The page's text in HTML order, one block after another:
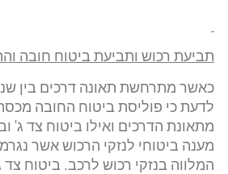
תביעת רכוש ותביעת ביטוח חובה
כאשר מתרחשת תאונה דרכים בין
לדעת כי פוליסת ביטוח החובה
מתאונת הדרכים ואילו ביטוח צד ג'
מענה ביטוחי לנזקי הרכוש אשר
המלווה בנזקי רכוש לרכב. ביטוח